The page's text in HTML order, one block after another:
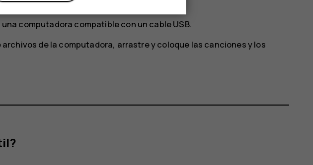
computadora compatible con un cable USB.
archivos de la computadora, arrastre y coloque las canciones y los